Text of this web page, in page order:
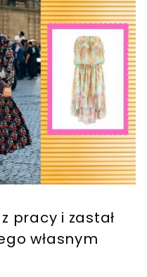
pracy i zastał
własnym